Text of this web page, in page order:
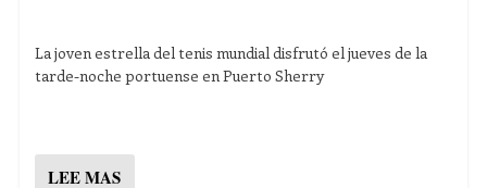
La joven estrella del tenis mundial disfrutó el jueves de la
tarde-noche portuense en Puerto Sherry
LEE MAS